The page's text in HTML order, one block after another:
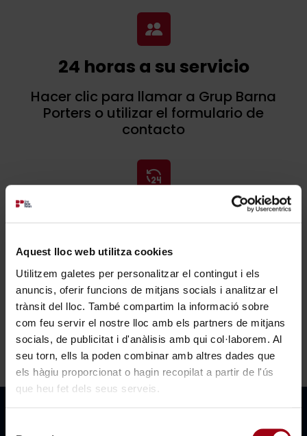
Aquest lloc web utilitza cookies
Utilitzem galetes per personalitzar el contingut i els
anuncis, oferir funcions de mitjans socials i analitzar el
trànsit del lloc. També compartim la informació sobre
com feu servir el nostre lloc amb els partners de mitjans
socials, de publicitat i d'anàlisis amb qui col·laborem. Al
seu torn, ells la poden combinar amb altres dades que
els hàgiu proporcionat o hagin recopilat a partir de l'ús
que heu fet dels seus serveis.
24 horas a su servicio
Hacer clic para llamar a Grup Barna
Porters o utilizar el formulario de
contacto
Descargar nuestro catálogo
Nuestros servicios